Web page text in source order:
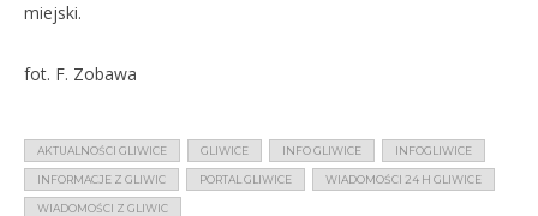
miejski.
fot. F. Zobawa
AKTUALNOŚCI GLIWICE GLIWICE INFO GLIWICE INFOGLIWICE
INFORMACJE Z GLIWIC PORTAL GLIWICE WIADOMOŚCI 24 H GLIWICE
WIADOMOŚCI Z GLIWIC